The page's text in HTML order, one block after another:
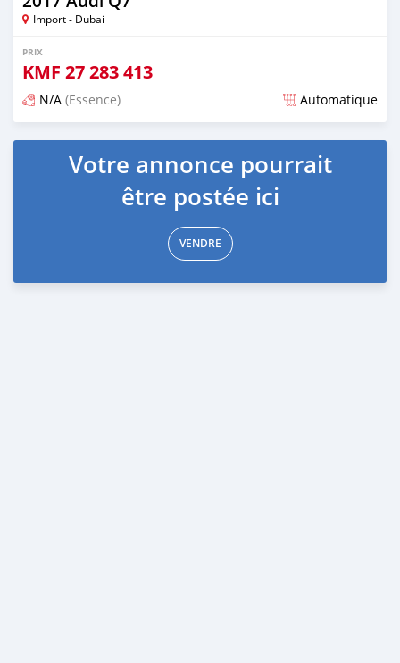
Import - Dubai
PRIX
KMF 27 283 413
N/A (Essence) Automatique
Publié il y a environ 7 ans
Votre annonce pourrait
être postée ici
VENDRE